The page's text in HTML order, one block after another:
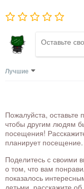
Лучшие
Пожалуйста,
чтобы другим людям
посещения!
планирует посещение.
Поделитесь с своими
о том, что вам
показалось
детьми, расскажите